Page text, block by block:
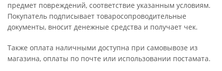
предмет повреждений, соответствие указанным условиям.
Покупатель подписывает товаросопроводительные
документы, вносит денежные средства и получает чек.
Также оплата наличными доступна при самовывозе из
магазина, оплаты по почте или использовании постамата.